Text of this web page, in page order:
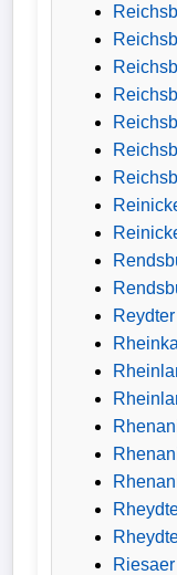
Flutlichtbarde